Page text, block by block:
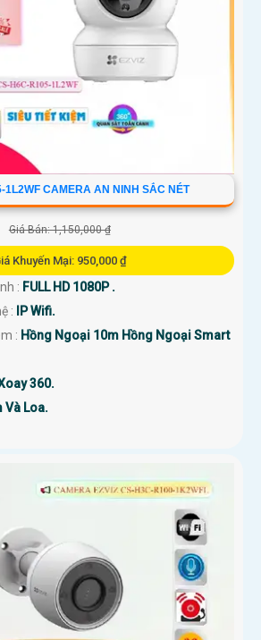
1L2WF CAMERA AN NINH SẮC NÉT
Giá Bán: 1,150,000 ₫
Khuyến Mại: 950,000 ₫
: FULL HD 1080P .
:
IP Wifi.
: Hồng Ngoại 10m Hồng Ngoại Smart
360.
Và Loa.